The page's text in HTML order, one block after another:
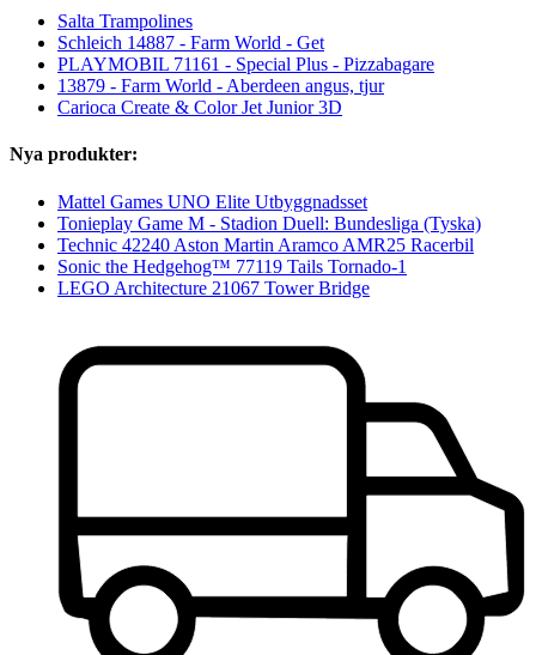
Salta Trampolines
Schleich 14887 - Farm World - Get
PLAYMOBIL 71161 - Special Plus - Pizzabagare
13879 - Farm World - Aberdeen angus, tjur
Carioca Create & Color Jet Junior 3D
Nya produkter:
Mattel Games UNO Elite Utbyggnadsset
Tonieplay Game M - Stadion Duell: Bundesliga (Tyska)
Technic 42240 Aston Martin Aramco AMR25 Racerbil
Sonic the Hedgehog™ 77119 Tails Tornado-1
LEGO Architecture 21067 Tower Bridge